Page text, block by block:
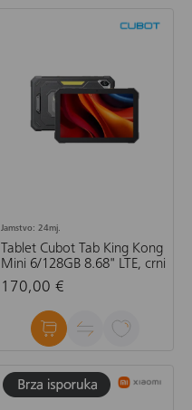
Jamstvo: 24mj.
Tablet Cubot Tab King Kong
Mini 6/128GB 8.68" LTE, crni
170,00 €